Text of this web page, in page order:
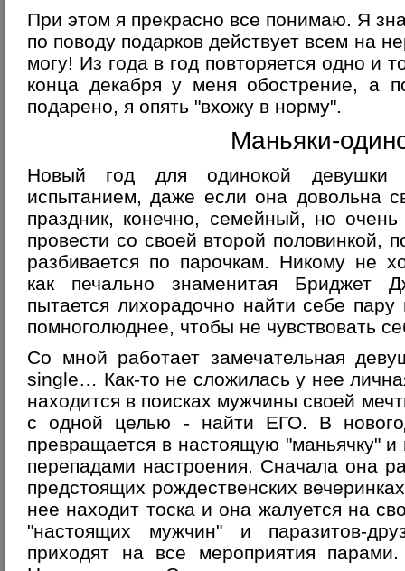
При этом я прекрасно все понимаю. Я
по поводу подарков действует всем на
могу! Из года в год повторяется одно и
конца декабря у меня обострение, а
подарено, я опять "вхожу в норму".
Маньяки-
Новый год для одинокой девушки
испытанием, даже если она довольна
праздник, конечно, семейный, но
провести со своей второй половинкой,
разбивается по парочкам. Никому не
как печально знаменитая Бриджет
пытается лихорадочно найти себе пару
помноголюднее, чтобы не чувствовать
Со мной работает замечательная
single… Как-то не сложилась у нее
находится в поисках мужчины своей
с одной целью - найти ЕГО. В
превращается в настоящую "маньячку"
перепадами настроения. Сначала она
предстоящих рождественских
нее находит тоска и она жалуется на
"настоящих мужчин" и паразитов-
приходят на все мероприятия